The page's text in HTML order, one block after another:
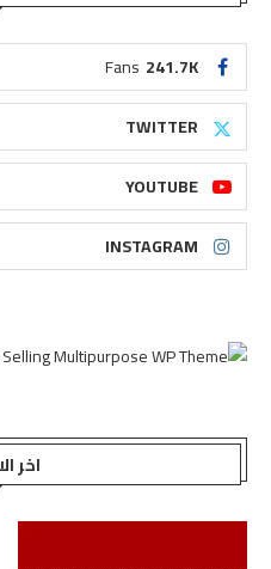
241.7K
Fans
TWITTER
YOUTUBE
INSTAGRAM
اخر